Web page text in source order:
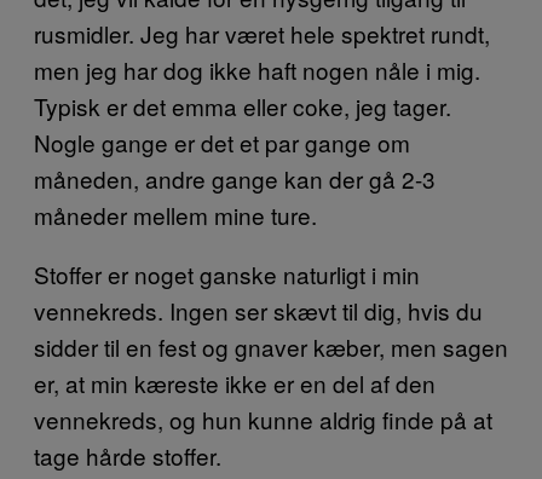
rusmidler. Jeg har været hele spektret rundt,
men jeg har dog ikke haft nogen nåle i mig.
Typisk er det emma eller coke, jeg tager.
Nogle gange er det et par gange om
måneden, andre gange kan der gå 2-3
måneder mellem mine ture.
Stoffer er noget ganske naturligt i min
vennekreds. Ingen ser skævt til dig, hvis du
sidder til en fest og gnaver kæber, men sagen
er, at min kæreste ikke er en del af den
vennekreds, og hun kunne aldrig finde på at
tage hårde stoffer.